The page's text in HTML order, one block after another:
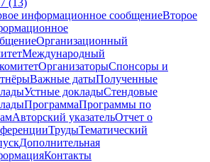
(13)
информационное сообщениеВторое
Организационный
Международный
ОрганизаторыСпонсоры и
Важные датыПолученные
Устные докладыСтендовые
ПрограммаПрограммы по
Авторский указательОтчет о
ТрудыТематический
Дополнительная
Контакты